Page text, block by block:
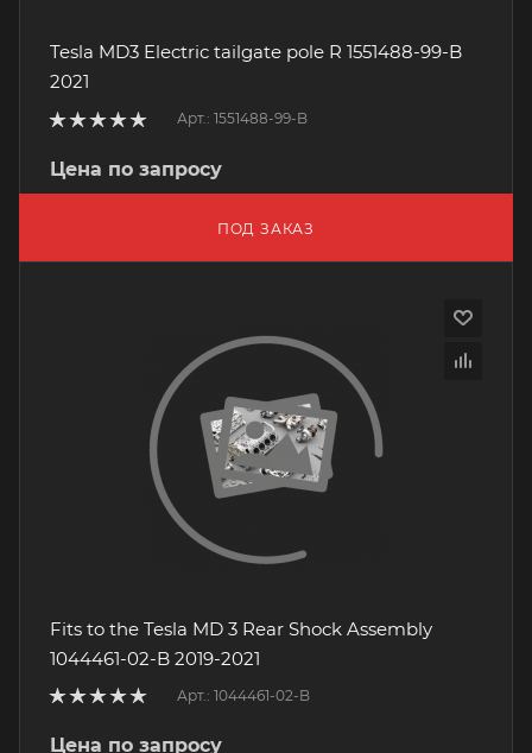
Tesla MD3 Electric tailgate pole R 1551488-99-B
2021
Арт.: 1551488-99-B
Цена по запросу
ПОД ЗАКАЗ
Fits to the Tesla MD 3 Rear Shock Assembly
1044461-02-B 2019-2021
Арт.: 1044461-02-B
Цена по запросу